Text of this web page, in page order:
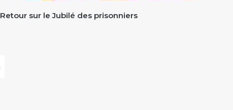
Retour sur le Jubilé des prisonniers